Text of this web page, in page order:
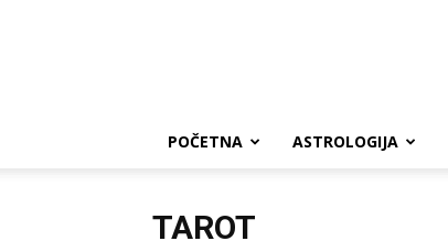
POČETNA ASTROLOGIJA
TAROT